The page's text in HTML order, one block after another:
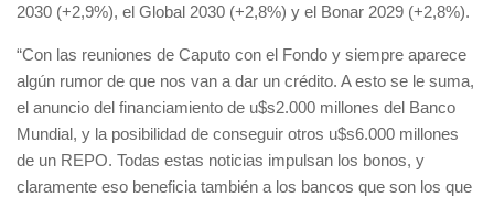
2030 (+2,9%), el Global 2030 (+2,8%) y el Bonar 2029 (+2,8%).
“Con las reuniones de Caputo con el Fondo y siempre aparece
algún rumor de que nos van a dar un crédito. A esto se le suma,
el anuncio del financiamiento de u$s2.000 millones del Banco
Mundial, y la posibilidad de conseguir otros u$s6.000 millones
de un REPO. Todas estas noticias impulsan los bonos, y
claramente eso beneficia también a los bancos que son los que